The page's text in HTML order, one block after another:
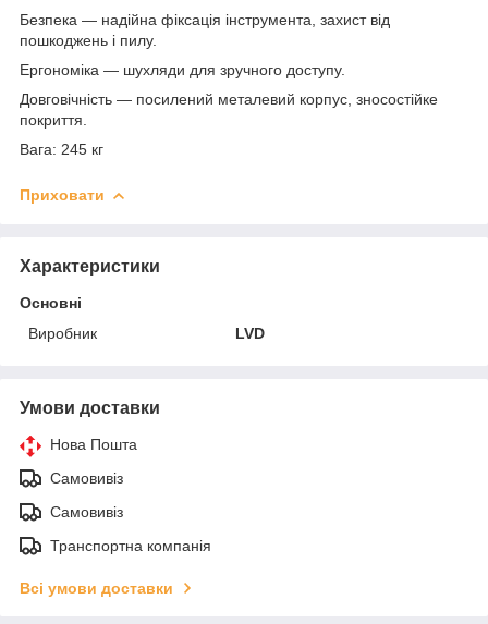
Безпека — надійна фіксація інструмента, захист від
пошкоджень і пилу.
Ергономіка — шухляди для зручного доступу.
Довговічність — посилений металевий корпус, зносостійке
покриття.
Вага: 245 кг
Приховати
Характеристики
Основні
Виробник
LVD
Умови доставки
Нова Пошта
Самовивіз
Самовивіз
Транспортна компанія
Всі умови доставки